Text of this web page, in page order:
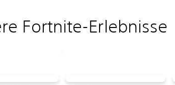
Fortnite-Erlebnisse